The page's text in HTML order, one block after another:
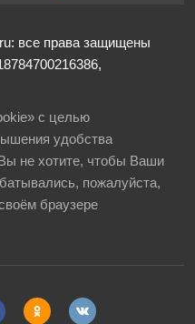
все права защищены
с целью
удобства
не хотите, чтобы Ваши
пожалуйста,
браузере